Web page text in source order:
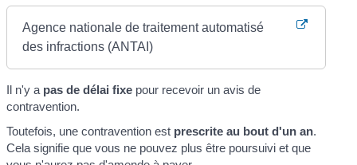
Agence nationale de traitement automatisé
des infractions (ANTAI)
Il n'y a pas de délai fixe pour recevoir un avis de
contravention.
Toutefois, une contravention est prescrite au bout d'un an.
Cela signifie que vous ne pouvez plus être poursuivi et que